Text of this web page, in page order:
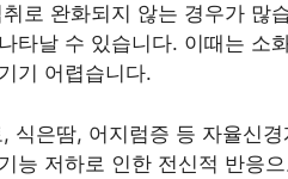
로 완화되지 않는 경우가 많
타날 수 있습니다. 이때는 소
기 어렵습니다.
식은땀, 어지럼증 등 자율신
능 저하로 인한 전신적 반응